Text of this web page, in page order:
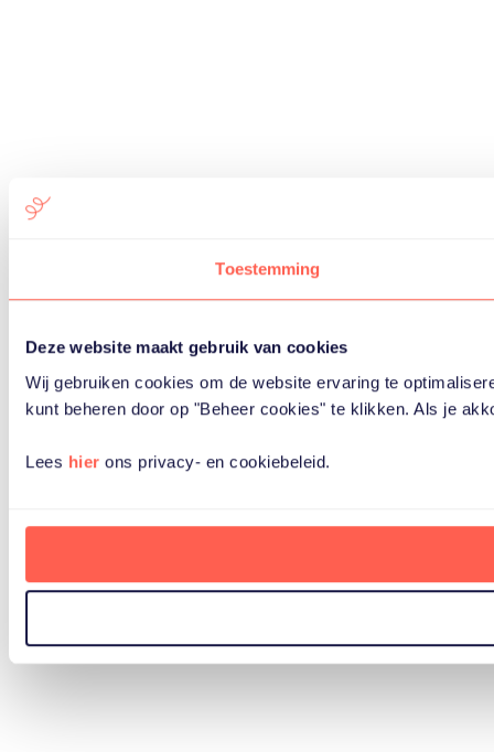
Toestemming
Deze website maakt gebruik van cookies
Wij gebruiken cookies om de website ervaring te
kunt beheren door op "Beheer cookies" te klikken. Als je
Lees hier ons privacy- en cookiebeleid.